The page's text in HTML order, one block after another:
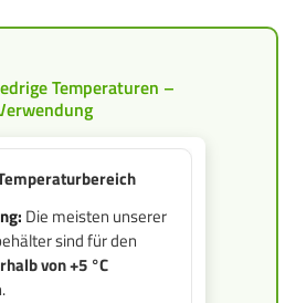
Temperaturen –
Die meisten unserer
sind für den
von +5 °C